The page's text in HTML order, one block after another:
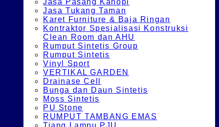
Jasa Pasang Kanopi
Jasa Tukang Taman
Karet Furniture & Baja Ringan
Kontraktor Spesialisasi Konstruksi
Clean Room dan AHU
Rumput Sintetis Group
Rumput Sintetis
Vinyl Sport
VERTIKAL GARDEN
Drainase Cell
Bunga dan Daun Sintetis
Moss Sintetis
PU Stone
RUMPUT TAMBANG EMAS
Tiang Lampu PJU